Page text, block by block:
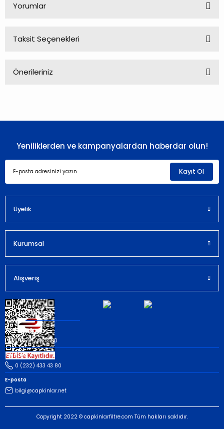
Yorumlar
Taksit Seçenekleri
Önerileriniz
Ürün resmi kalitesiz, bozuk veya görüntülenemiyor.
Bu ürüne benzer farklı alternatifler olmalı.
Yeniliklerden ve kampanyalardan haberdar olun!
Kayıt Ol
Üyelik
Kurumsal
Alışveriş
Müşteri İletişim
Whatsapp
(535) 503 43 80
Telefon
0 (232) 433 43 80
E-posta
bilgi@capkinlar.net
Copyright 2022 © capkinlarfiltre.com Tüm hakları saklıdır.